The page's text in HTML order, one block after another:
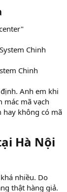
Chinh
Anh em khi
mác mã vạch
hay không có mã
Hà Nội
nhiều. Do
thật hàng giả.